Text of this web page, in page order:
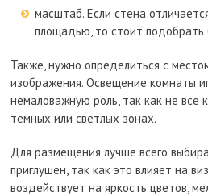
масштаб. Если стена
площадью, то стоит подобрать
Также, нужно определиться с
изображения. Освещение комнаты
немаловажную роль, так как не все
темных или светлых зонах.
Для размещения лучше всего
приглушен, так как это влияет на
воздействует на яркость цветов,